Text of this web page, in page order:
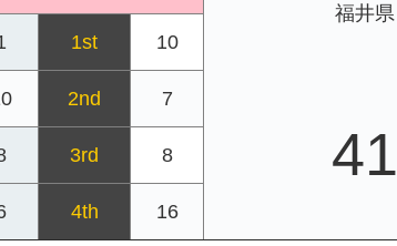
福井県
1st 10
2nd 7
41
3rd 8
4th 16